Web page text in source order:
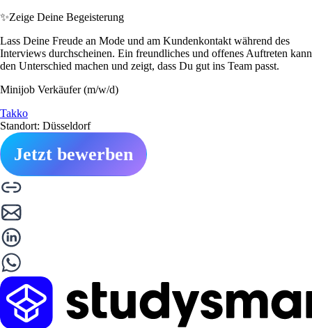
✨Zeige Deine Begeisterung
Lass Deine Freude an Mode und am Kundenkontakt während des
Interviews durchscheinen. Ein freundliches und offenes Auftreten kann
den Unterschied machen und zeigt, dass Du gut ins Team passt.
Minijob Verkäufer (m/w/d)
Takko
Standort: Düsseldorf
Jetzt bewerben